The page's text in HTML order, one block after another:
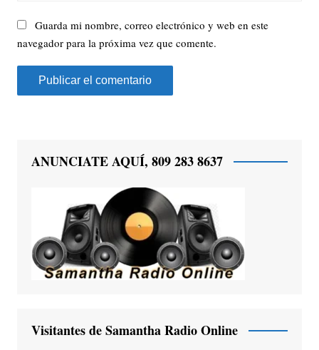
Guarda mi nombre, correo electrónico y web en este
navegador para la próxima vez que comente.
ANUNCIATE AQUÍ, 809 283 8637
Visitantes de Samantha Radio Online